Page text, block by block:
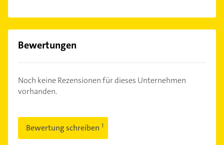
Bewertungen
Noch keine Rezensionen für dieses Unternehmen
vorhanden.
Bewertung schreiben